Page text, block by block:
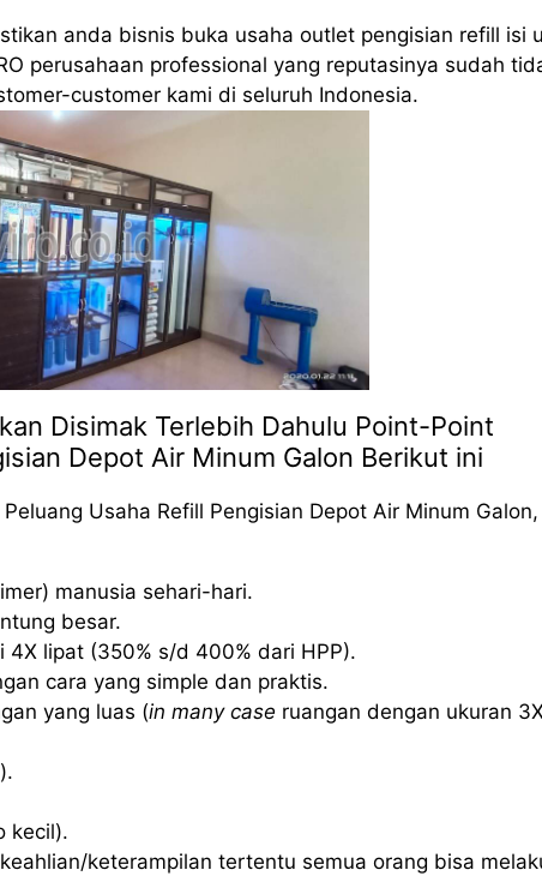
anda bisnis buka usaha outlet pengisian refill isi
perusahaan professional yang reputasinya sudah
customer kami di seluruh Indonesia.
Disimak Terlebih Dahulu Point-Point
Depot Air Minum Galon Berikut ini
Usaha Refill Pengisian Depot Air Minum Galon,
manusia sehari-hari.
besar.
lipat (350% s/d 400% dari HPP).
cara yang simple dan praktis.
yang luas (in many case ruangan dengan ukuran
kecil).
keterampilan tertentu semua orang bisa